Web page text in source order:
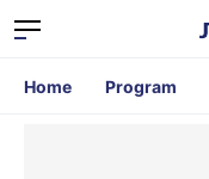
Home Program